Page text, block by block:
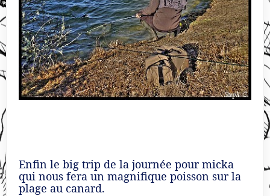
Enfin le big trip de la journée pour micka
qui nous fera un magnifique poisson sur la
plage au canard.